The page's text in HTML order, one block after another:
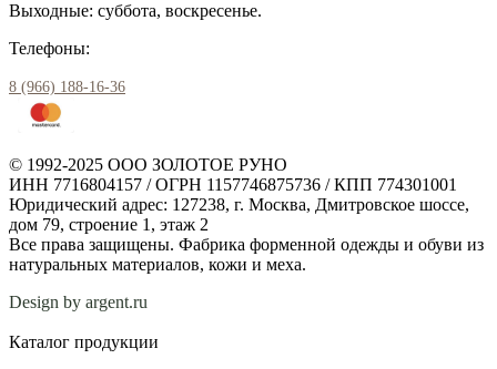
Выходные: суббота, воскресенье.
Телефоны:
8 (966) 188-16-36
© 1992-2025 ООО ЗОЛОТОЕ РУНО
ИНН 7716804157 / ОГРН 1157746875736 / КПП 774301001
Юридический адрес: 127238, г. Москва, Дмитровское шоссе,
дом 79, строение 1, этаж 2
Все права защищены. Фабрика форменной одежды и обуви из
натуральных материалов, кожи и меха.
Design by argent.ru
Каталог продукции